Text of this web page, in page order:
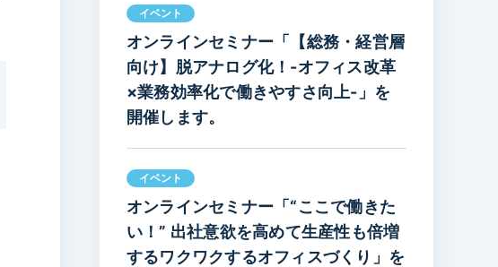
イベント
オンラインセミナー「【総務・経営層
向け】脱アナログ化！-オフィス改革
×業務効率化で働きやすさ向上-」を
開催します。
イベント
オンラインセミナー「“ここで働きた
い！” 出社意欲を高めて生産性も倍増
するワクワクするオフィスづくり」を